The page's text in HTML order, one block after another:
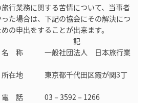
行業務に関する苦情について、当事者
た場合は、下記の協会にその解決につ
の申出をすることが出来ます。
社団法人 日本旅行業
都千代田区霞が関3丁
3592－1266